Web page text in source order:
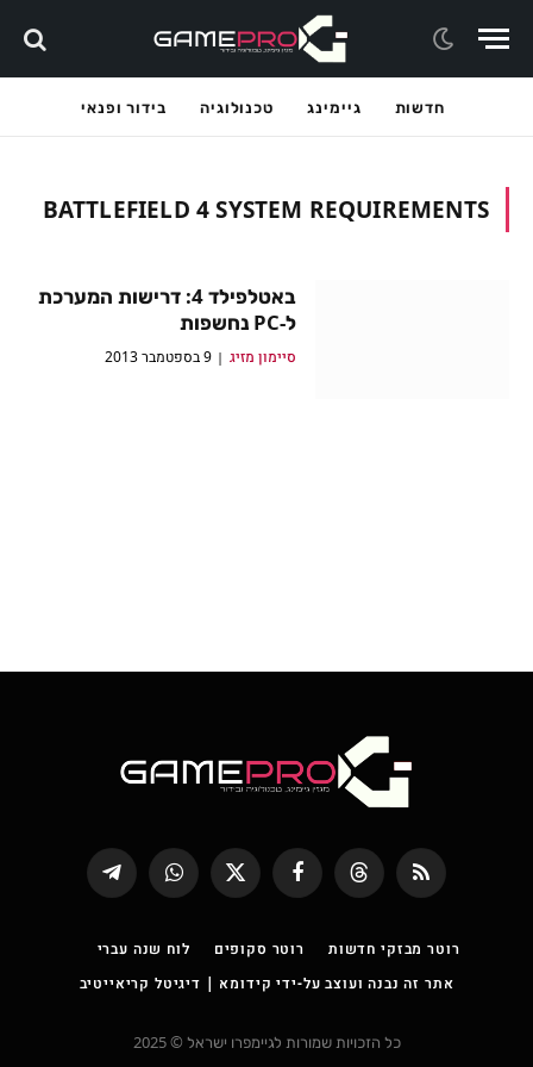
חדשות גיימינג טכנולוגיה בידור ופנאי
BATTLEFIELD 4 SYSTEM REQUIREMENTS
באטלפילד 4: דרישות המערכת
ל-PC נחשפות
סיימון מזיג 9 בספטמבר 2013
RSS
Threads פייסבוק
X
(טוויטר)
WhatsApp
Telegram
רוטר מבזקי חדשות רוטר סקופים
לוח שנה עברי
אתר זה נבנה ועוצב על-ידי קידומא | דיגיטל קריאייטיב
כל הזכויות שמורות לגיימפרו ישראל © 2025